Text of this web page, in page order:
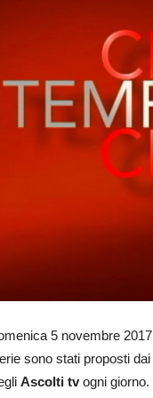
5 novembre
sono stati proposti
Ascolti tvogni